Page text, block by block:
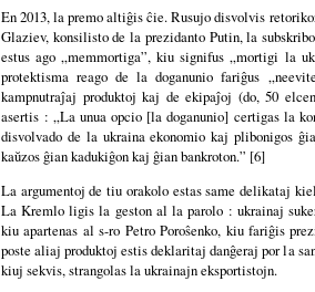
En 2013, la premo altiĝis ĉie. Rusujo disvolvis
Glaziev, konsilisto de la prezidanto Putin, la
estus ago „memmortiga”, kiu signifus „mortigi la
protektisma reago de la doganunio fariĝus
kampnutraĵaj produktoj kaj de ekipaĵoj (do, 50
asertis : „La unua opcio [la doganunio] certigas la
disvolvado de la ukraina ekonomio kaj plibonigos
kaŭzos ĝian kadukiĝon kaj ĝian bankroton.” [6]
La argumentoj de tiu orakolo estas same delikataj
La Kremlo ligis la geston al la parolo : ukrainaj
kiu apartenas al s-ro Petro Poroŝenko, kiu fariĝis
poste aliaj produktoj estis deklaritaj danĝeraj por la
kiuj sekvis, strangolas la ukrainajn eksportistojn.